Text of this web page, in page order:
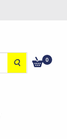
Zoeken 0